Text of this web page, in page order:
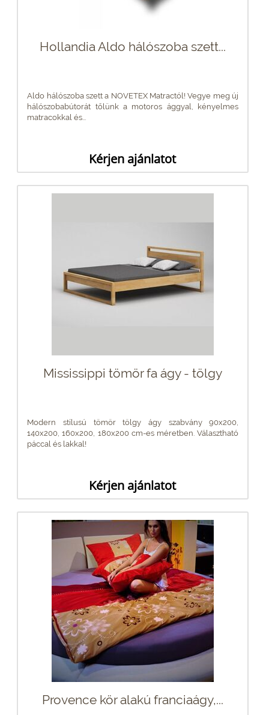
Hollandia Aldo hálószoba szett...
Aldo hálószoba szett a NOVETEX Matractól! Vegye meg új
hálószobabútorát tőlünk a motoros ággyal, kényelmes
matracokkal és...
Kérjen ajánlatot
Mississippi tömör fa ágy - tölgy
Modern stílusú tömör tölgy ágy szabvány 90x200,
140x200, 160x200, 180x200 cm-es méretben. Választható
páccal és lakkal!
Kérjen ajánlatot
Provence kör alakú franciaágy,...